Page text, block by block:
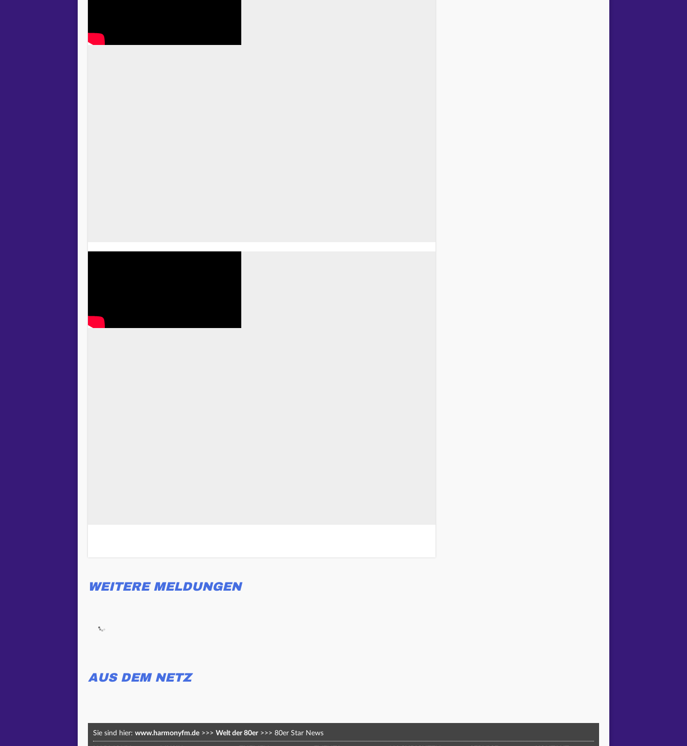
WEITERE MELDUNGEN
AUS DEM NETZ
Sie sind hier: www.harmonyfm.de >>> Welt der 80er >>> 80er Star News